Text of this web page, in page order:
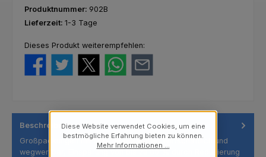
Produktnummer: 902B
Lieferzeit: 1-3 Tage
Dieses Produkt weiterempfehlen:
Beschreibung
Großpackungen mit Mikroapplikatoren Wirtschaftlich und
wegwerfbar, Einsparung von bis zu 80 % durch Reduzierung
Diese Website verwendet Cookies, um eine
bestmögliche Erfahrung bieten zu können.
Mehr Informationen ...